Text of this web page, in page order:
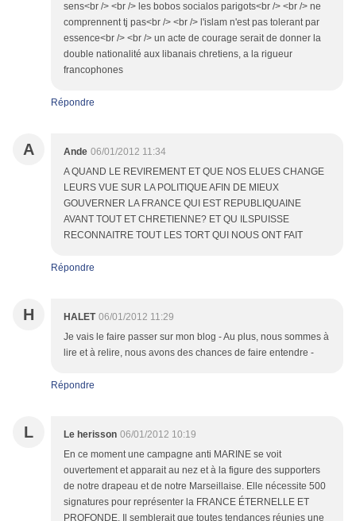
sens<br /> <br /> les bobos socialos parigots<br /> <br /> ne
comprennent tj pas<br /> <br /> l'islam n'est pas tolerant par
essence<br /> <br /> un acte de courage serait de donner la
double nationalité aux libanais chretiens, a la rigueur
francophones
Répondre
A Ande 06/01/2012 11:34
A QUAND LE REVIREMENT ET QUE NOS ELUES CHANGE
LEURS VUE SUR LA POLITIQUE AFIN DE MIEUX
GOUVERNER LA FRANCE QUI EST REPUBLIQUAINE
AVANT TOUT ET CHRETIENNE? ET QU ILSPUISSE
RECONNAITRE TOUT LES TORT QUI NOUS ONT FAIT
Répondre
H HALET 06/01/2012 11:29
Je vais le faire passer sur mon blog - Au plus, nous sommes à
lire et à relire, nous avons des chances de faire entendre -
Répondre
L Le herisson 06/01/2012 10:19
En ce moment une campagne anti MARINE se voit
ouvertement et apparait au nez et à la figure des supporters
de notre drapeau et de notre Marseillaise. Elle nécessite 500
signatures pour représenter la FRANCE ÉTERNELLE ET
PROFONDE. Il semblerait que toutes tendances réunies une